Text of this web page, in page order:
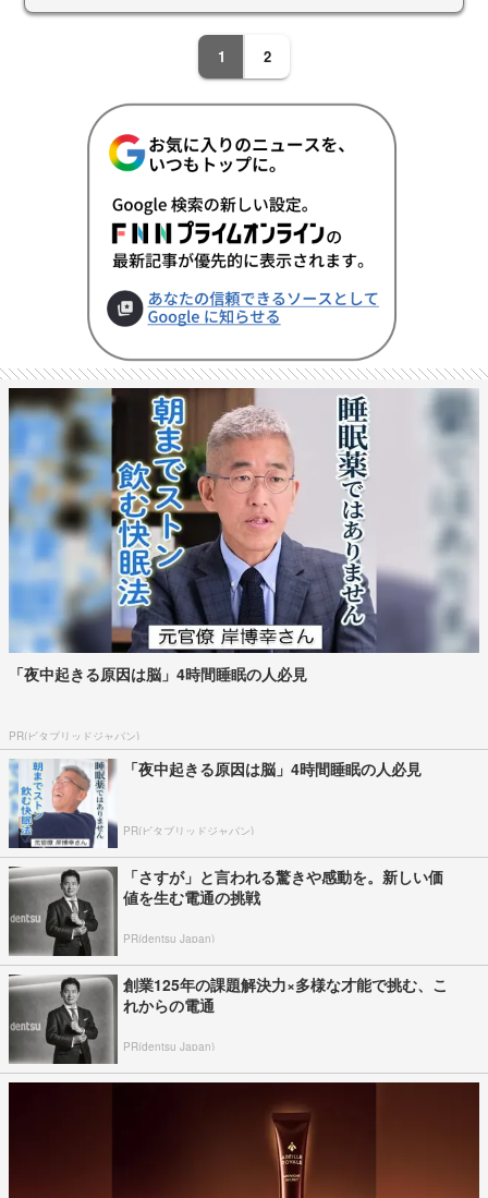
1 2
「夜中起きる原因は脳」4時間睡眠の人必見
PR(ビタブリッドジャパン)
「夜中起きる原因は脳」4時間睡眠の人必見
PR(ビタブリッドジャパン)
「さすが」と言われる驚きや感動を。新しい価
値を生む電通の挑戦
PR(dentsu Japan)
創業125年の課題解決力×多様な才能で挑む、こ
れからの電通
PR(dentsu Japan)